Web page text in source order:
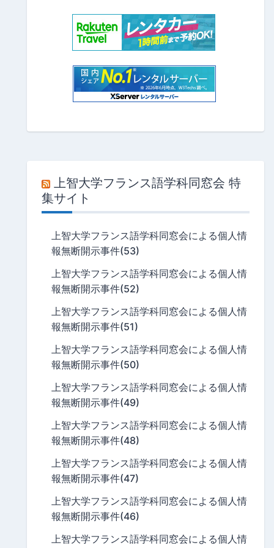
上智大学フランス語学科同窓会 特
集サイト
上智大学フランス語学科同窓会による個人情
報無断開示事件(53)
上智大学フランス語学科同窓会による個人情
報無断開示事件(52)
上智大学フランス語学科同窓会による個人情
報無断開示事件(51)
上智大学フランス語学科同窓会による個人情
報無断開示事件(50)
上智大学フランス語学科同窓会による個人情
報無断開示事件(49)
上智大学フランス語学科同窓会による個人情
報無断開示事件(48)
上智大学フランス語学科同窓会による個人情
報無断開示事件(47)
上智大学フランス語学科同窓会による個人情
報無断開示事件(46)
上智大学フランス語学科同窓会による個人情